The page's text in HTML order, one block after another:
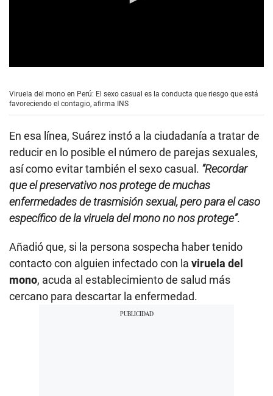
e
c
d
s
o
f
0
e
c
o
n
Viruela del mono en Perú: El sexo casual es la conducta que riesgo que está
favoreciendo el contagio, afirma INS
En esa línea, Suárez instó a la ciudadanía a tratar de
reducir en lo posible el número de parejas sexuales,
así como evitar también el sexo casual. “Recordar
que el preservativo nos protege de muchas
enfermedades de trasmisión sexual, pero para el caso
específico de la viruela del mono no nos protege”.
Añadió que, si la persona sospecha haber tenido
contacto con alguien infectado con la viruela del
mono, acuda al establecimiento de salud más
cercano para descartar la enfermedad.